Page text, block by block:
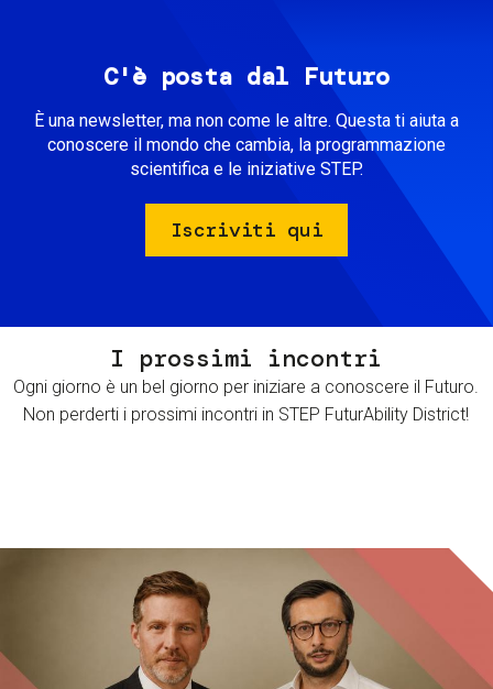
C'è posta dal Futuro
È una newsletter, ma non come le altre. Questa ti aiuta a
conoscere il mondo che cambia, la programmazione
scientifica e le iniziative STEP.
Iscriviti qui
I prossimi incontri
Ogni giorno è un bel giorno per iniziare a conoscere il Futuro.
Non perderti i prossimi incontri in STEP FuturAbility District!